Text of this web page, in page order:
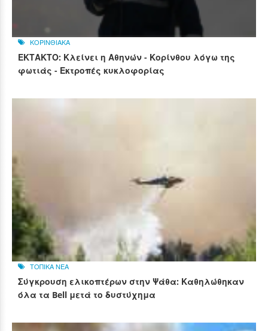
ΚΟΡΙΝΘΙΑΚΑ
ΕΚΤΑΚΤΟ: Κλείνει η Αθηνών - Κορίνθου λόγω της
φωτιάς - Εκτροπές κυκλοφορίας
ΤΟΠΙΚΑ ΝΕΑ
Σύγκρουση ελικοπτέρων στην Ψάθα: Καθηλώθηκαν
όλα τα Bell μετά το δυστύχημα